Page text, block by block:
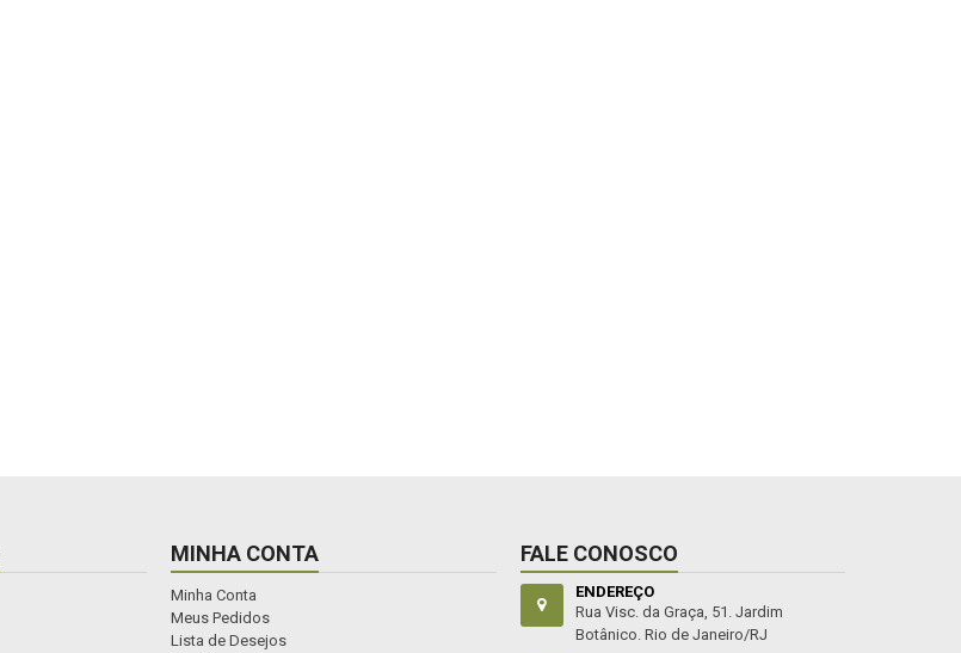
MINHA CONTA
Minha Conta
Meus Pedidos
Lista de Desejos
FALE CONOSCO
ENDEREÇO
Rua Visc. da Graça, 51. Jardim
Botânico. Rio de Janeiro/RJ